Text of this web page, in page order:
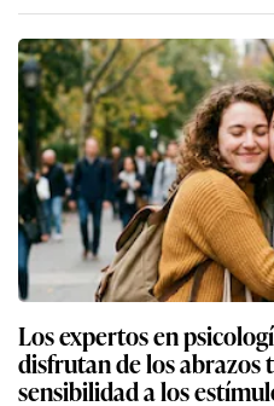
Los expertos en
disfrutan de los abrazos
sensibilidad a los